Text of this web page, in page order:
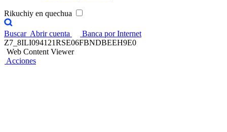
Rikuchiy en quechua
Buscar Abrir cuenta
Banca por Internet
Z7_8ILI094121RSE06FBNDBEEH9E0
Web Content Viewer
Acciones